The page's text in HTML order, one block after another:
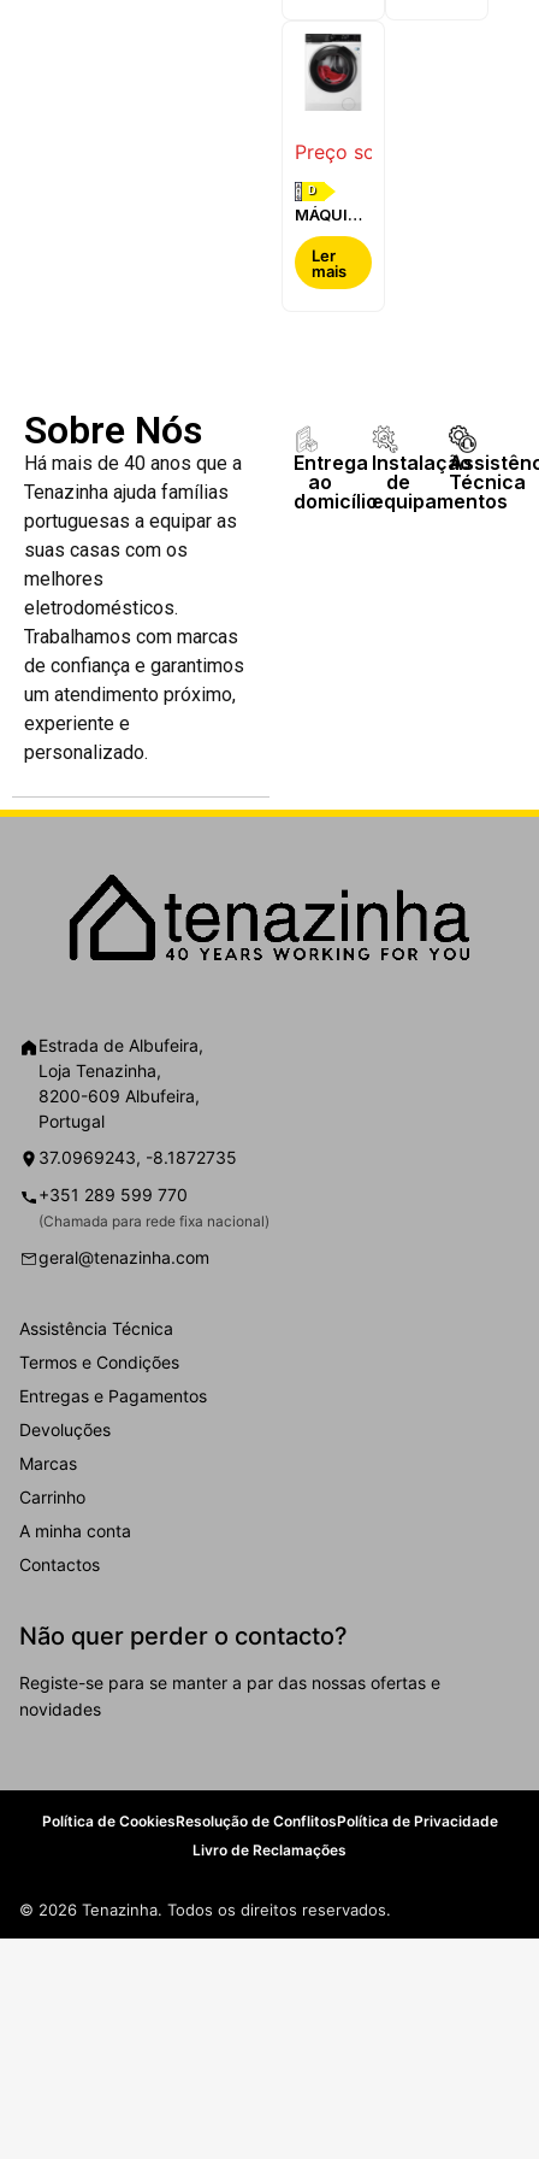
Preço sob consulta
D
MÁQUINA
DE LAVAR
E SECAR
ROUPA
AEG -
Ler
mais
Sobre Nós
Há mais de 40 anos que a
Tenazinha ajuda famílias
portuguesas a equipar as
suas casas com os
melhores
eletrodomésticos.
Trabalhamos com marcas
de confiança e garantimos
um atendimento próximo,
experiente e
personalizado.
Entrega
ao
domicílio
Instalação
de
equipamentos
Técnica
Estrada de Albufeira,
Loja Tenazinha,
8200-609 Albufeira,
Portugal
37.0969243, -8.1872735
+351 289 599 770
(Chamada para rede fixa nacional)
geral@tenazinha.com
Assistência Técnica
Termos e Condições
Entregas e Pagamentos
Devoluções
Marcas
Carrinho
A minha conta
Contactos
Não quer perder o contacto?
Registe-se para se manter a par das nossas ofertas e
novidades
Política de CookiesResolução de ConflitosPolítica de Privacidade
Livro de Reclamações
© 2026 Tenazinha. Todos os direitos reservados.